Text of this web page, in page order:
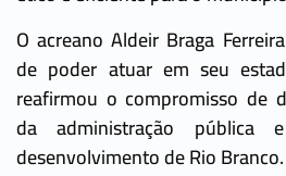
O acreano Aldeir Braga
de poder atuar em seu
reafirmou o compromisso de
da administração
desenvolvimento de Rio Branco.